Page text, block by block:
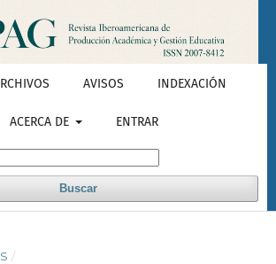
AVISOS INDEXACIÓN
ACERCA DE ENTRAR
Buscar
/